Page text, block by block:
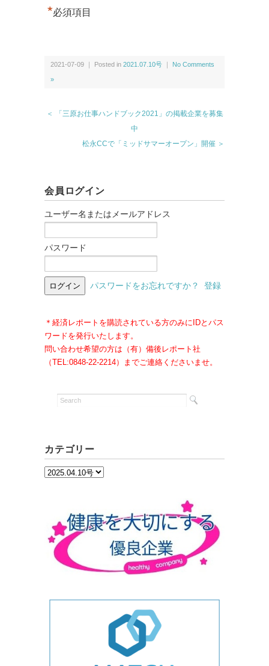
*必須項目
2021-07-09 ｜ Posted in 2021.07.10号 No Comments
»
＜ 「三原お仕事ハンドブック2021」の掲載企業を募集
中
松永CCで「ミッドサマーオープン」開催 ＞
会員ログイン
ユーザー名またはメールアドレス
パスワード
パスワードをお忘れですか？ 登録
＊経済レポートを購読されている方のみにIDとパス
ワードを発行いたします。
問い合わせ希望の方は（有）備後レポート社
（TEL:0848-22-2214）までご連絡くださいませ。
カテゴリー
カ